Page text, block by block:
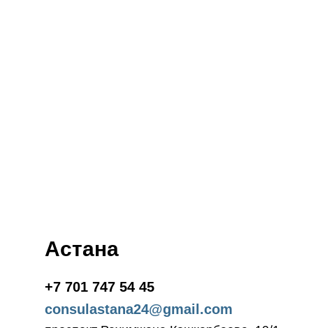
Астана
+7 701 747 54 45
consulastana24@gmail.com